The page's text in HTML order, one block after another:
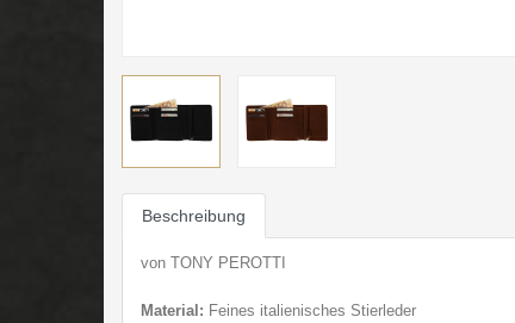
Beschreibung
von TONY PEROTTI
Material: Feines italienisches Stierleder